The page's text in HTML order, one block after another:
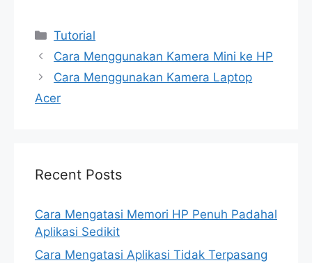
Categories
Tutorial
Cara Menggunakan Kamera Mini ke HP
Cara Menggunakan Kamera Laptop
Acer
Recent Posts
Cara Mengatasi Memori HP Penuh Padahal
Aplikasi Sedikit
Cara Mengatasi Aplikasi Tidak Terpasang